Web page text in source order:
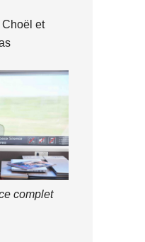
et
complet